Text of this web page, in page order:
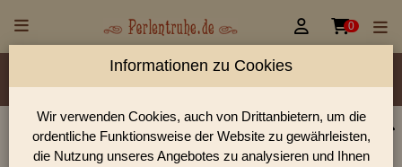
 0
Material/Glassorte Sorte/Form Farbe
Größen
Lochdurchmesser
Perlen Shop für gedrückte Perlen Blüten & Blätter
Informationen zu Cookies
Wir verwenden Cookies, auch von Drittanbietern, um die
ordentliche Funktionsweise der Website zu gewährleisten,
die Nutzung unseres Angebotes zu analysieren und Ihnen